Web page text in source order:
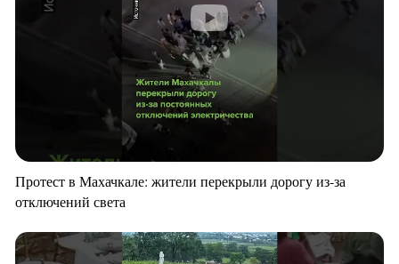
Протест в Махачкале: жители перекрыли дорогу из-за
отключений света